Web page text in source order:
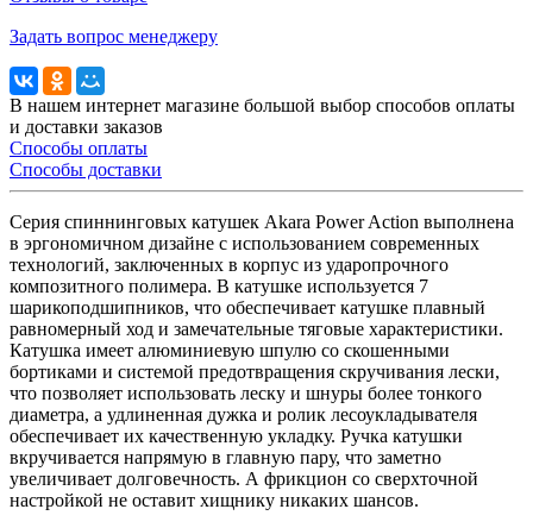
Задать вопрос менеджеру
В нашем интернет магазине большой выбор способов оплаты
и доставки заказов
Способы оплаты
Способы доставки
Серия спиннинговых катушек Akara Power Action выполнена
в эргономичном дизайне с использованием современных
технологий, заключенных в корпус из ударопрочного
композитного полимера. В катушке используется 7
шарикоподшипников, что обеспечивает катушке плавный
равномерный ход и замечательные тяговые характеристики.
Катушка имеет алюминиевую шпулю со скошенными
бортиками и системой предотвращения скручивания лески,
что позволяет использовать леску и шнуры более тонкого
диаметра, а удлиненная дужка и ролик лесоукладывателя
обеспечивает их качественную укладку. Ручка катушки
вкручивается напрямую в главную пару, что заметно
увеличивает долговечность. А фрикцион со сверхточной
настройкой не оставит хищнику никаких шансов.